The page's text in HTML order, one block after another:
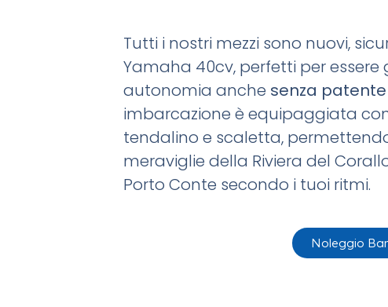
Tutti i nostri mezzi sono nuovi,
Yamaha 40cv, perfetti per
autonomia anche senza
imbarcazione è equipaggiata
tendalino e scaletta,
meraviglie della Riviera del
Porto Conte secondo i tuoi ritmi.
Noleggio